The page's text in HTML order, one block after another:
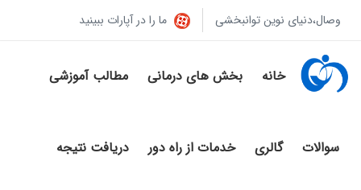
وصال،دنیای نوین توانبخشی ما را در آپارات ببینید
خانه بخش های درمانی مطالب آموزشی
سوالات گالری خدمات از راه دور دریافت نتیجه